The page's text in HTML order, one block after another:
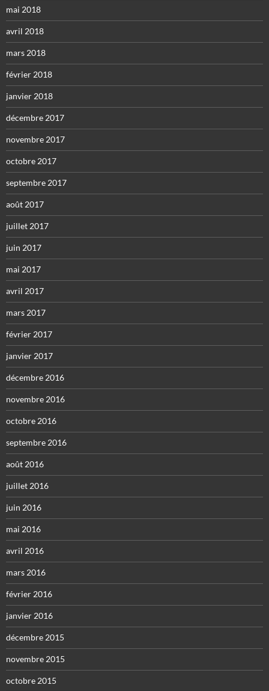
mai 2018
avril 2018
mars 2018
février 2018
janvier 2018
décembre 2017
novembre 2017
octobre 2017
septembre 2017
août 2017
juillet 2017
juin 2017
mai 2017
avril 2017
mars 2017
février 2017
janvier 2017
décembre 2016
novembre 2016
octobre 2016
septembre 2016
août 2016
juillet 2016
juin 2016
mai 2016
avril 2016
mars 2016
février 2016
janvier 2016
décembre 2015
novembre 2015
octobre 2015